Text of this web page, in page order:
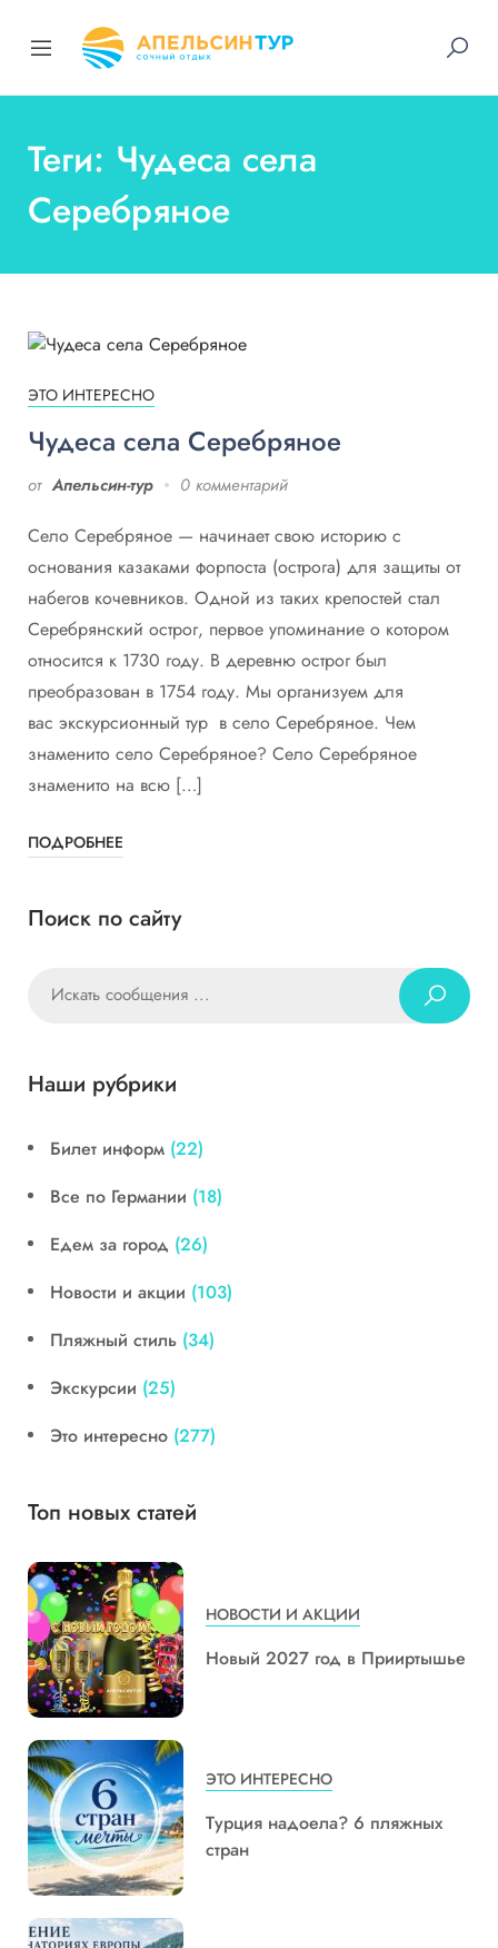
Теги: Чудеса села
Серебряное
ЭТО ИНТЕРЕСНО
Чудеса села Серебряное
от Апельсин-тур 0 комментарий
Село Серебряное — начинает свою историю с
основания казаками форпоста (острога) для защиты от
набегов кочевников. Одной из таких крепостей стал
Серебрянский острог, первое упоминание о котором
относится к 1730 году. В деревню острог был
преобразован в 1754 году. Мы организуем для
вас экскурсионный тур в село Серебряное. Чем
знаменито село Серебряное? Село Серебряное
знаменито на всю […]
ПОДРОБНЕЕ
Поиск по сайту
Наши рубрики
Билет информ (22)
Все по Германии (18)
Едем за город (26)
Новости и акции (103)
Пляжный стиль (34)
Экскурсии (25)
Это интересно (277)
Топ новых статей
НОВОСТИ И АКЦИИ
Новый 2027 год в Прииртышье
ЭТО ИНТЕРЕСНО
Турция надоела? 6 пляжных
стран